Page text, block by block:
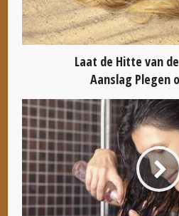
Laat de Hitte van
Aanslag Plegen